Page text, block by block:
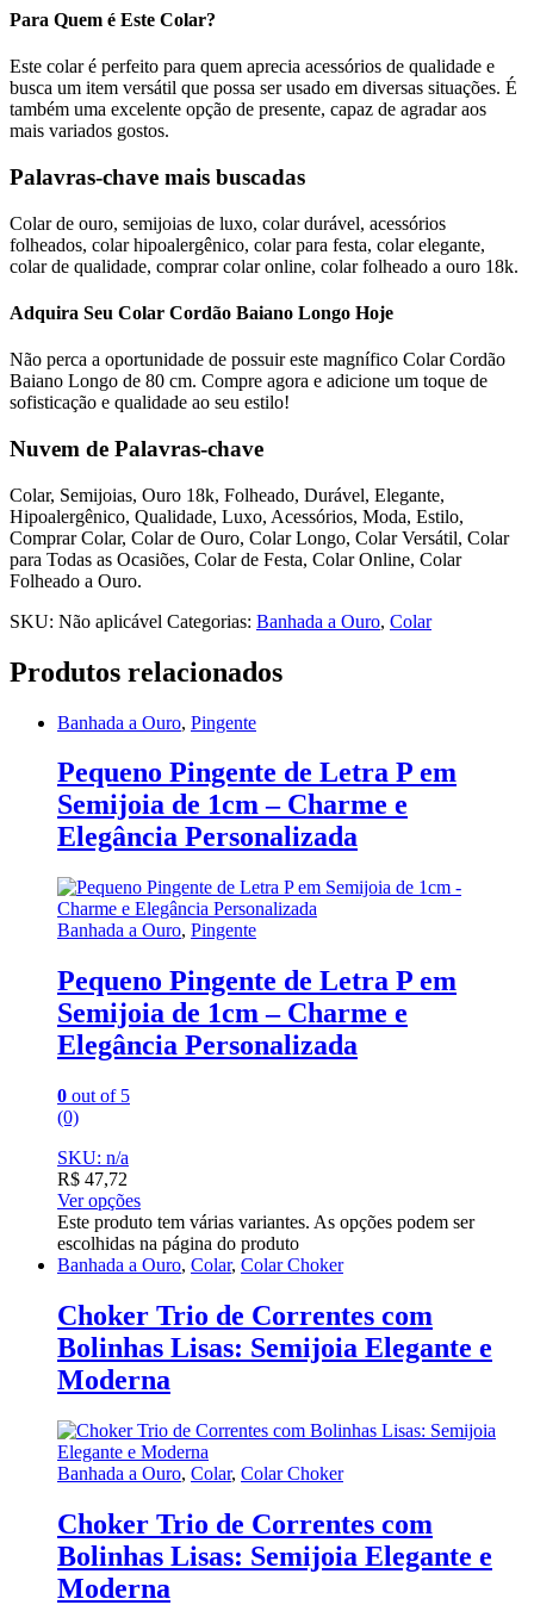
Para Quem é Este Colar?
Este colar é perfeito para quem aprecia acessórios de qualidade e
busca um item versátil que possa ser usado em diversas situações. É
também uma excelente opção de presente, capaz de agradar aos
mais variados gostos.
Palavras-chave mais buscadas
Colar de ouro, semijoias de luxo, colar durável, acessórios
folheados, colar hipoalergênico, colar para festa, colar elegante,
colar de qualidade, comprar colar online, colar folheado a ouro 18k.
Adquira Seu Colar Cordão Baiano Longo Hoje
Não perca a oportunidade de possuir este magnífico Colar Cordão
Baiano Longo de 80 cm. Compre agora e adicione um toque de
sofisticação e qualidade ao seu estilo!
Nuvem de Palavras-chave
Colar, Semijoias, Ouro 18k, Folheado, Durável, Elegante,
Hipoalergênico, Qualidade, Luxo, Acessórios, Moda, Estilo,
Comprar Colar, Colar de Ouro, Colar Longo, Colar Versátil, Colar
para Todas as Ocasiões, Colar de Festa, Colar Online, Colar
Folheado a Ouro.
SKU: Não aplicável Categorias: Banhada a Ouro, Colar
Produtos relacionados
Banhada a Ouro, Pingente
Pequeno Pingente de Letra P em
Semijoia de 1cm – Charme e
Elegância Personalizada
Banhada a Ouro, Pingente
Pequeno Pingente de Letra P em
Semijoia de 1cm – Charme e
Elegância Personalizada
0 out of 5
(0)
SKU: n/a
R$ 47,72
Ver opções
Este produto tem várias variantes. As opções podem ser
escolhidas na página do produto
Banhada a Ouro, Colar, Colar Choker
Choker Trio de Correntes com
Bolinhas Lisas: Semijoia Elegante e
Moderna
Banhada a Ouro, Colar, Colar Choker
Choker Trio de Correntes com
Bolinhas Lisas: Semijoia Elegante e
Moderna